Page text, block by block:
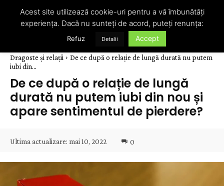
Dragoste și relații
De ce după o relație de lungă durată nu putem
iubi din...
De ce după o relație de lungă
durată nu putem iubi din nou și
apare sentimentul de pierdere?
Ultima actualizare: mai 10, 2022 0
Acest site utilizează cookie-uri pentru a vă îmbunătăți
experiența. Dacă nu sunteți de acord, puteți renunța:
Refuz Detalii Accept